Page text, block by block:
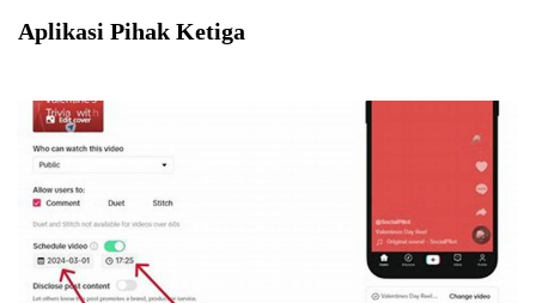
Aplikasi Pihak Ketiga